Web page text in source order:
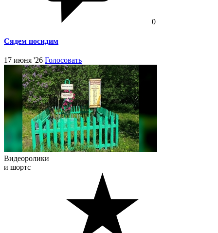
0
Сядем посидим
17 июня '26 Голосовать
Видеоролики
и шортс